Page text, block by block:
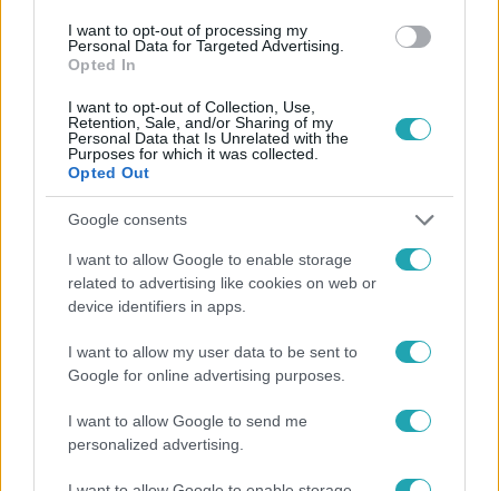
I want to opt-out of processing my
Personal Data for Targeted Advertising.
Opted In
I want to opt-out of Collection, Use,
Retention, Sale, and/or Sharing of my
Personal Data that Is Unrelated with the
Purposes for which it was collected.
Opted Out
Google consents
I want to allow Google to enable storage
related to advertising like cookies on web or
device identifiers in apps.
I want to allow my user data to be sent to
Google for online advertising purposes.
I want to allow Google to send me
personalized advertising.
TÜNTETÉS #RADNÓTI MIKLÓS
Népszerű